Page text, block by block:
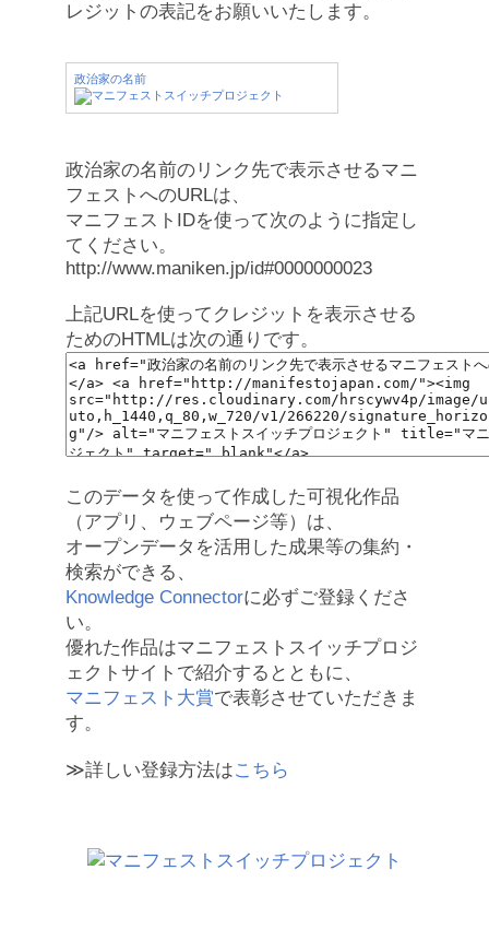
レジットの表記をお願いいたします。
政治家の名前
政治家の名前のリンク先で表示させるマニ
フェストへのURLは、
マニフェストIDを使って次のように指定し
てください。
http://www.maniken.jp/id#0000000023
上記URLを使ってクレジットを表示させる
ためのHTMLは次の通りです。
このデータを使って作成した可視化作品
（アプリ、ウェブページ等）は、
オープンデータを活用した成果等の集約・
検索ができる、
Knowledge Connectorに必ずご登録くださ
い。
優れた作品はマニフェストスイッチプロジ
ェクトサイトで紹介するとともに、
マニフェスト大賞で表彰させていただきま
す。
≫詳しい登録方法はこちら